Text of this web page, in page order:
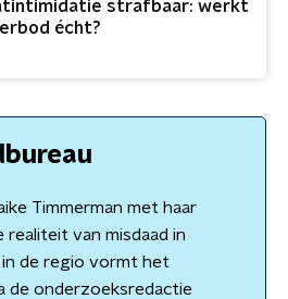
strafbaar: werkt
écht?
Timmerman met haar
realiteit van misdaad in
in de regio vormt het
de onderzoeksredactie